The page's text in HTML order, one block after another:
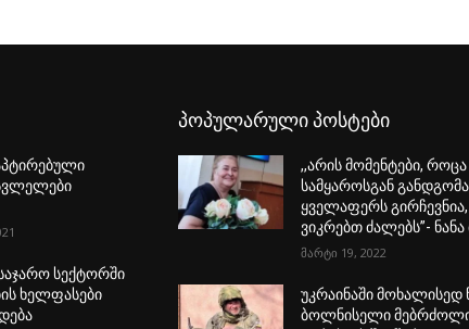
სექტორში
ხელფასები
პოპულარული პოსტები
,,არის მომენტები, როცა
სამყაროსგან განდგომა
ყველაფერს
ვიკრებთ ძალებს”-
მარტი 19, 2022
უკრაინაში მოხალისედ
ბოლნისელი